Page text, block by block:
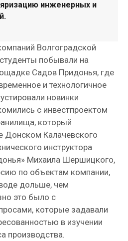
инженерных и
Волгоградской
побывали на
Садов Придонья, где
и технологичное
новинки
с инвестпроектом
который
Донском Калачевского
инструктора
Михаила Шершицкого,
по объектам компании,
дольше, чем
это было с
которые задавали
в изучении
производства.